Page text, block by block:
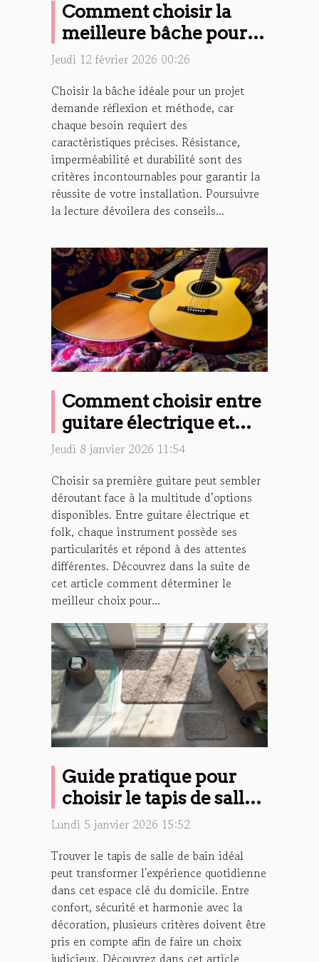
Comment choisir la
meilleure bâche pour
votre projet ?
Jeudi 12 février 2026 00:26
Choisir la bâche idéale pour un projet
demande réflexion et méthode, car
chaque besoin requiert des
caractéristiques précises. Résistance,
imperméabilité et durabilité sont des
critères incontournables pour garantir la
réussite de votre installation. Poursuivre
la lecture dévoilera des conseils...
Comment choisir entre
guitare électrique et
folk pour débutants ?
Jeudi 8 janvier 2026 11:54
Choisir sa première guitare peut sembler
déroutant face à la multitude d’options
disponibles. Entre guitare électrique et
folk, chaque instrument possède ses
particularités et répond à des attentes
différentes. Découvrez dans la suite de
cet article comment déterminer le
meilleur choix pour...
Guide pratique pour
choisir le tapis de salle
de bain idéal
Lundi 5 janvier 2026 15:52
Trouver le tapis de salle de bain idéal
peut transformer l'expérience quotidienne
dans cet espace clé du domicile. Entre
confort, sécurité et harmonie avec la
décoration, plusieurs critères doivent être
pris en compte afin de faire un choix
judicieux. Découvrez dans cet article